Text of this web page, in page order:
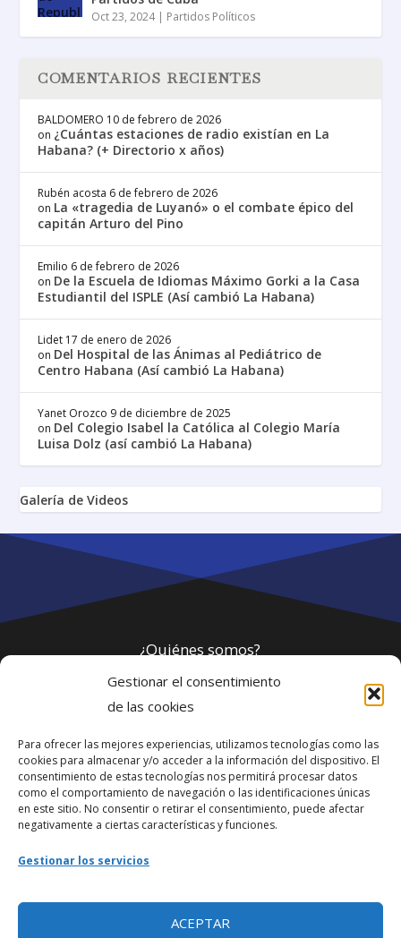
Gestionar el consentimiento
de las cookies
Para ofrecer las mejores experiencias, utilizamos tecnologías como las
cookies para almacenar y/o acceder a la información del dispositivo. El
consentimiento de estas tecnologías nos permitirá procesar datos
como el comportamiento de navegación o las identificaciones únicas
en este sitio. No consentir o retirar el consentimiento, puede afectar
negativamente a ciertas características y funciones.
Gestionar los servicios
ACEPTAR
Oct 23, 2024| Partidos Políticos
COMENTARIOS RECIENTES
BALDOMERO 10 de febrero de 2026
on ¿Cuántas estaciones de radio existían en La
Habana? (+ Directorio x años)
Rubén acosta 6 de febrero de 2026
on La «tragedia de Luyanó» o el combate épico del
capitán Arturo del Pino
Emilio 6 de febrero de 2026
on De la Escuela de Idiomas Máximo Gorki a la Casa
Estudiantil del ISPLE (Así cambió La Habana)
Lidet 17 de enero de 2026
on Del Hospital de las Ánimas al Pediátrico de
Centro Habana (Así cambió La Habana)
Yanet Orozco 9 de diciembre de 2025
on Del Colegio Isabel la Católica al Colegio María
Luisa Dolz (así cambió La Habana)
Galería de Videos
¿Quiénes somos?
Política de privacidad
Webmaster
soporte@fotosdlahabana.com
Nuestro e-mail:
Ir al grupo de Facebook